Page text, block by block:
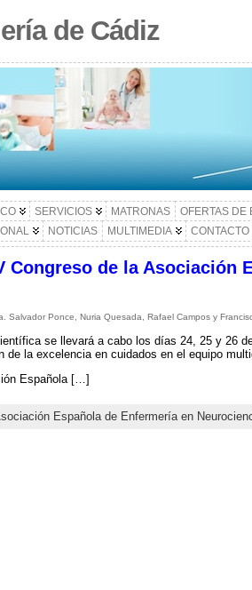
de Cádiz
SERVICIOS MATRONAS OFERTAS DE
NOTICIAS MULTIMEDIA CONTACTO
Congreso de la Asociación
Salvador Ponce, Nuria Quesada, Rafael Campos y
se llevará a cabo los días 24, 25 y 26
de la excelencia en cuidados en el equipo
Española […]
Española de Enfermería en